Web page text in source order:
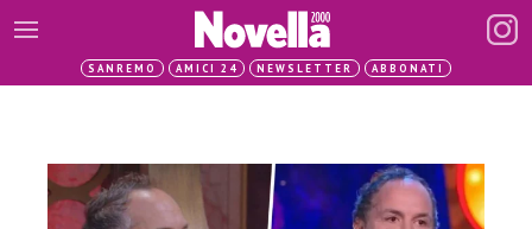
SANREMO AMICI 24 NEWSLETTER ABBONATI